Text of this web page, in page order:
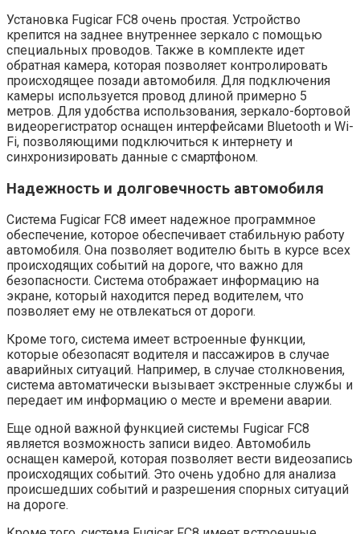
Установка Fugicar FC8 очень простая. Устройство
крепится на заднее внутреннее зеркало с помощью
специальных проводов. Также в комплекте идет
обратная камера, которая позволяет контролировать
происходящее позади автомобиля. Для подключения
камеры используется провод длиной примерно 5
метров. Для удобства использования, зеркало-бортовой
видеорегистратор оснащен интерфейсами Bluetooth и Wi-
Fi, позволяющими подключиться к интернету и
синхронизировать данные с смартфоном.
Надежность и долговечность автомобиля
Система Fugicar FC8 имеет надежное программное
обеспечение, которое обеспечивает стабильную работу
автомобиля. Она позволяет водителю быть в курсе всех
происходящих событий на дороге, что важно для
безопасности. Система отображает информацию на
экране, который находится перед водителем, что
позволяет ему не отвлекаться от дороги.
Кроме того, система имеет встроенные функции,
которые обезопасят водителя и пассажиров в случае
аварийных ситуаций. Например, в случае столкновения,
система автоматически вызывает экстренные службы и
передает им информацию о месте и времени аварии.
Еще одной важной функцией системы Fugicar FC8
является возможность записи видео. Автомобиль
оснащен камерой, которая позволяет вести видеозапись
происходящих событий. Это очень удобно для анализа
происшедших событий и разрешения спорных ситуаций
на дороге.